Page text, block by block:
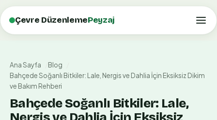
Çevre DüzenlemePeyzaj
Ana Sayfa
Blog
Bahçede Soğanlı Bitkiler: Lale, Nergis ve Dahlia İçin Eksiksiz Dikim
ve Bakım Rehberi
Bahçede Soğanlı Bitkiler: Lale,